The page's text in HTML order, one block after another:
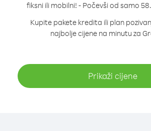
fiksni ili mobilni! - Počevši od samo
Kupite pakete kredita ili plan
najbolje cijene na minutu za
Prikaži cijene